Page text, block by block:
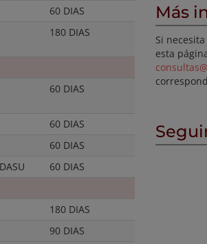
60 DIAS
180 DIAS
60 DIAS
60 DIAS
60 DIAS
60 DIAS
180 DIAS
90 DIAS
Más
Si
esta